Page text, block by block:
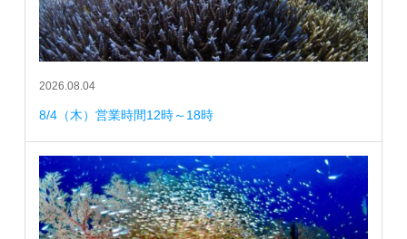
2026.08.04
8/4（木）営業時間12時～18時